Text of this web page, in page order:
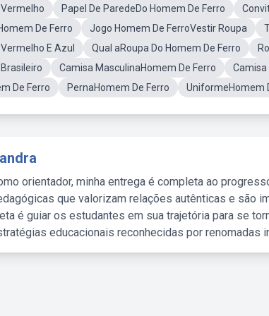
Papel De ParedeDo Homem De Ferro
De Ferro
Jogo Homem De FerroVestir Roupa
E Azul
Qual aRoupa Do Homem De Ferro
Camisa MasculinaHomem De Ferro
Camisa
De Ferro
PernaHomem De Ferro UniformeHomem
orientador, minha entrega é completa ao
que valorizam relações autênticas e são
é guiar os estudantes em sua trajetória para se
educacionais reconhecidas por renomadas